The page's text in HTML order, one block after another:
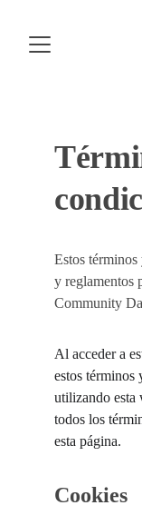
Estos
y reglamentos
Community
Al acceder a
estos
utilizando esta
todos los
esta página.
Cookies